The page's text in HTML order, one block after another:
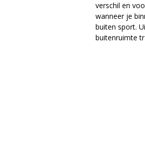
verschil en
wanneer je
buiten sport.
buitenruimte